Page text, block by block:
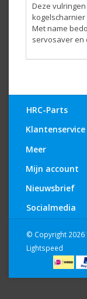
Deze
Met name
servosaver en
HRC-Parts
Klantenservice
Meer
Mijn account
Nieuwsbrief
Socialmedia
© Copyright 2026
Lightspeed